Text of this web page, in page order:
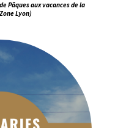
Pâques aux vacances de la
Lyon)